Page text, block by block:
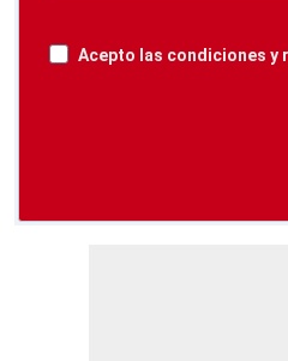
Acepto las condiciones y